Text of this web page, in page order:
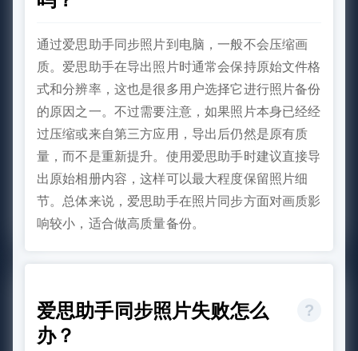
通过爱思助手同步照片到电脑，一般不会压缩画
质。爱思助手在导出照片时通常会保持原始文件格
式和分辨率，这也是很多用户选择它进行照片备份
的原因之一。不过需要注意，如果照片本身已经经
过压缩或来自第三方应用，导出后仍然是原有质
量，而不是重新提升。使用爱思助手时建议直接导
出原始相册内容，这样可以最大程度保留照片细
节。总体来说，爱思助手在照片同步方面对画质影
响较小，适合做高质量备份。
爱思助手同步照片失败怎么
办？